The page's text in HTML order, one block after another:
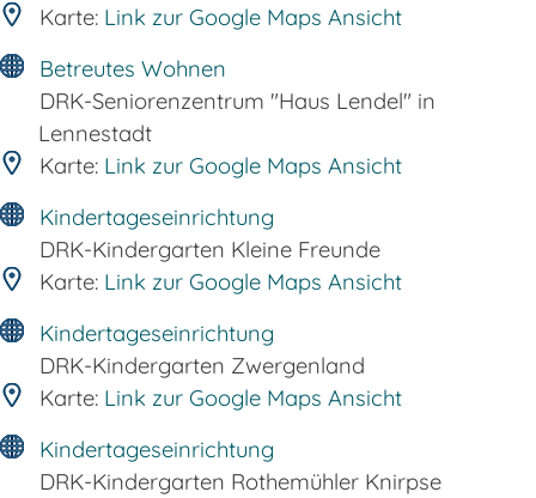
Karte: Link zur Google Maps Ansicht
Betreutes Wohnen
DRK-Seniorenzentrum "Haus Lendel" in
Lennestadt
Karte: Link zur Google Maps Ansicht
Kindertageseinrichtung
DRK-Kindergarten Kleine Freunde
Karte: Link zur Google Maps Ansicht
Kindertageseinrichtung
DRK-Kindergarten Zwergenland
Karte: Link zur Google Maps Ansicht
Kindertageseinrichtung
DRK-Kindergarten Rothemühler Knirpse